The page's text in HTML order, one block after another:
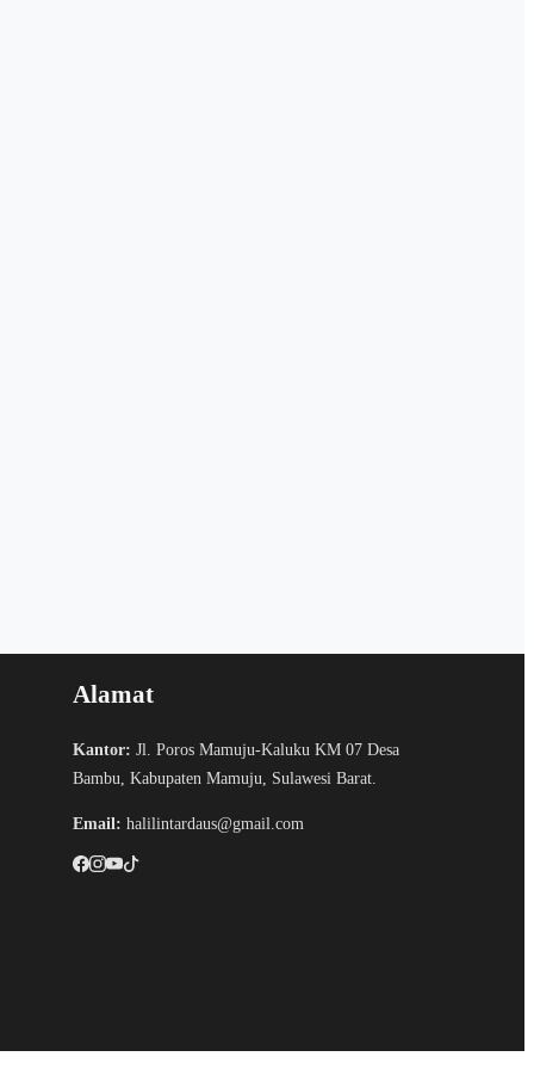
Alamat
Kantor: Jl. Poros Mamuju-Kaluku KM 07 Desa
Bambu, Kabupaten Mamuju, Sulawesi Barat.
Email: halilintardaus@gmail.com